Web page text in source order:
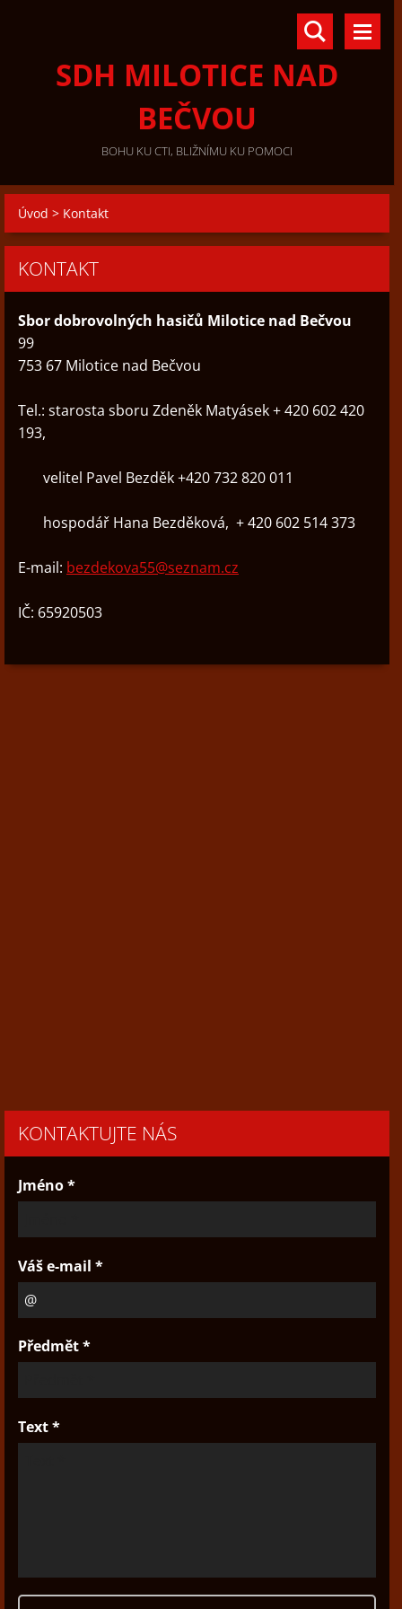
SDH MILOTICE NAD
BEČVOU
BOHU KU CTI, BLIŽNÍMU KU POMOCI
Úvod > Kontakt
KONTAKT
Sbor dobrovolných hasičů Milotice nad Bečvou
99
753 67 Milotice nad Bečvou
Tel.: starosta sboru Zdeněk Matyásek + 420 602 420
193,
velitel Pavel Bezděk +420 732 820 011
hospodář Hana Bezděková, + 420 602 514 373
E-mail: bezdekova55@seznam.cz
IČ: 65920503
KONTAKTUJTE NÁS
Jméno *
Váš e-mail *
Předmět *
Text *